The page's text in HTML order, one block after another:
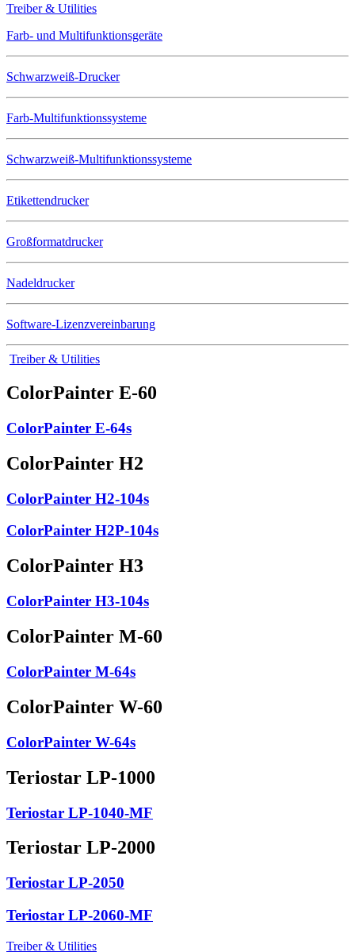
Treiber & Utilities
Farb- und Multifunktionsgeräte
Schwarzweiß-Drucker
Farb-Multifunktionssysteme
Schwarzweiß-Multifunktionssysteme
Etikettendrucker
Großformatdrucker
Nadeldrucker
Software-Lizenzvereinbarung
Treiber & Utilities
ColorPainter E-60
ColorPainter E-64s
ColorPainter H2
ColorPainter H2-104s
ColorPainter H2P-104s
ColorPainter H3
ColorPainter H3-104s
ColorPainter M-60
ColorPainter M-64s
ColorPainter W-60
ColorPainter W-64s
Teriostar LP-1000
Teriostar LP-1040-MF
Teriostar LP-2000
Teriostar LP-2050
Teriostar LP-2060-MF
Treiber & Utilities